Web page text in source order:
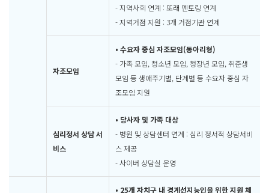
- 지역사회 연계 : 또래 멘토링 연계
- 지역거점 지원 : 3개 거점기관 연계
자조모임
• 수요자 중심 자조모임(동아리형)
- 가족 모임, 청소년 모임, 청장년 모임, 취준생
모임 등 생애주기별, 단계별 등 수요자 중심 자
조모임 지원
심리정서 상담 서
비스
• 당사자 및 가족 대상
- 병원 및 상담센터 연계 : 심리 정서적 상담서비
스 제공
- 사이버 상담실 운영
• 25개 자치구 내 경계선지능인을 위한 지원 체